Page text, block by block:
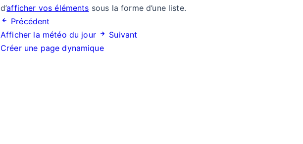
d’afficher vos éléments sous la forme d’une liste.
Précédent
Afficher la météo du jour
Suivant
Créer une page dynamique